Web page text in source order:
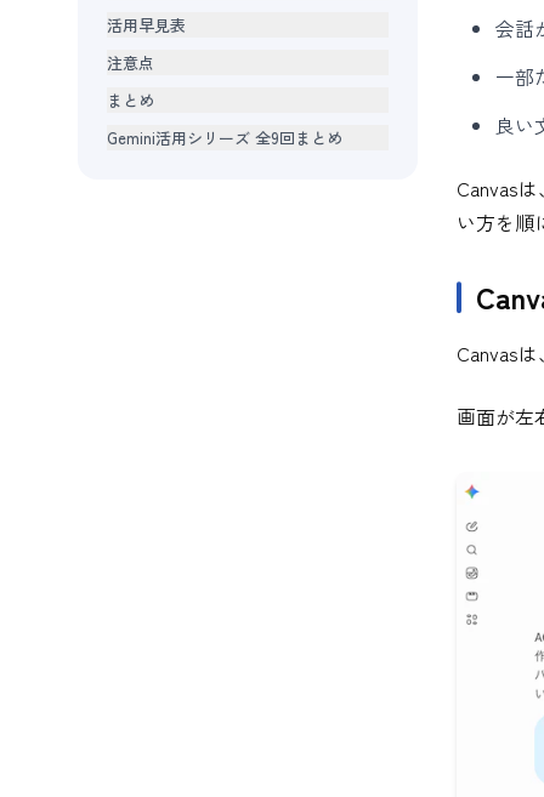
活用早見表
注意点
まとめ
Gemini活用シリーズ 全9回まとめ
会話
一部
良い
Canvas
い方を順
Canvas
画面が左